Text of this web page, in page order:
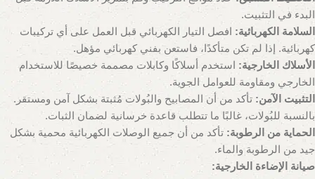
البدء في التثبيت.
السلامة الكهربائية: افصل التيار الكهربائي قبل العمل على أي تركيبات
كهربائية. إذا لم تكن متأكدًا، فاستعن بفني كهربائي مؤهل.
الأسلاك الخارجية: استخدم أسلاكًا وكابلات مصممة خصيصًا للاستخدام
الخارجي ومقاومة للعوامل الجوية.
التثبيت الآمن: تأكد من أن المصابيح والبُولات مُثبتة بشكل آمن ومستقر.
بالنسبة للبُولات، غالبًا ما تتطلب قاعدة خرسانية لضمان الثبات.
الحماية من الرطوبة: تأكد من أن جميع الوصلات الكهربائية محمية بشكل
جيد من الرطوبة والماء.
صيانة الإضاءة الخارجية: